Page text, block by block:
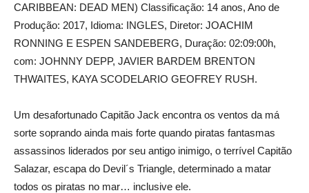
CARIBBEAN: DEAD MEN) Classificação: 14 anos, Ano de
Produção: 2017, Idioma: INGLES, Diretor: JOACHIM
RONNING E ESPEN SANDEBERG, Duração: 02:09:00h,
com: JOHNNY DEPP, JAVIER BARDEM BRENTON
THWAITES, KAYA SCODELARIO GEOFREY RUSH.
Um desafortunado Capitão Jack encontra os ventos da má
sorte soprando ainda mais forte quando piratas fantasmas
assassinos liderados por seu antigo inimigo, o terrível Capitão
Salazar, escapa do Devil´s Triangle, determinado a matar
todos os piratas no mar… inclusive ele.